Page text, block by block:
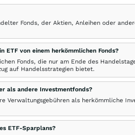
Fonds, der Aktien, Anleihen oder
ETF von einem herkömmlichen Fonds?
Fonds, die nur am Ende des
auf Handelsstrategien bietet.
als andere Investmentfonds?
Verwaltungsgebühren als herkömmliche
ETF-Sparplans?